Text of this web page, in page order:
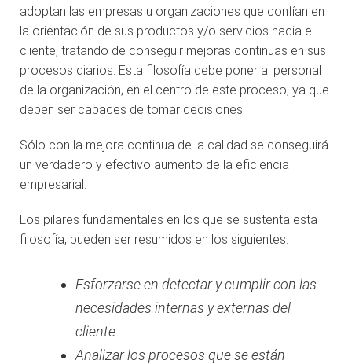
adoptan las empresas u organizaciones que confían en
la orientación de sus productos y/o servicios hacia el
cliente, tratando de conseguir mejoras continuas en sus
procesos diarios. Esta filosofía debe poner al personal
de la organización, en el centro de este proceso, ya que
deben ser capaces de tomar decisiones.
Sólo con la mejora continua de la calidad se conseguirá
un verdadero y efectivo aumento de la eficiencia
empresarial.
Los pilares fundamentales en los que se sustenta esta
filosofía, pueden ser resumidos en los siguientes:
Esforzarse en detectar y cumplir con las
necesidades internas y externas del
cliente.
Analizar los procesos que se están